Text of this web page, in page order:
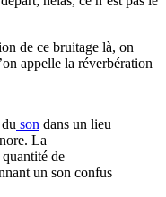
de ce bruitage là, on
appelle la réverbération
son dans un lieu
La
de
un son confus